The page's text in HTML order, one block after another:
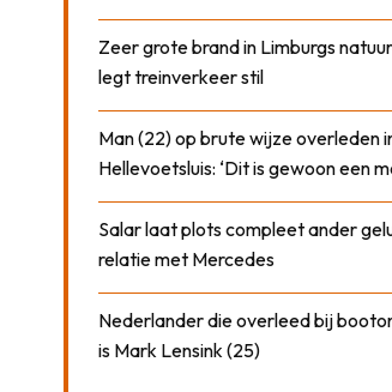
Zeer grote brand in Limburgs
legt treinverkeer stil
Man (22) op brute wijze overleden
Hellevoetsluis: ‘Dit is gewoon een
Salar laat plots compleet ander
relatie met Mercedes
Nederlander die overleed bij
is Mark Lensink (25)